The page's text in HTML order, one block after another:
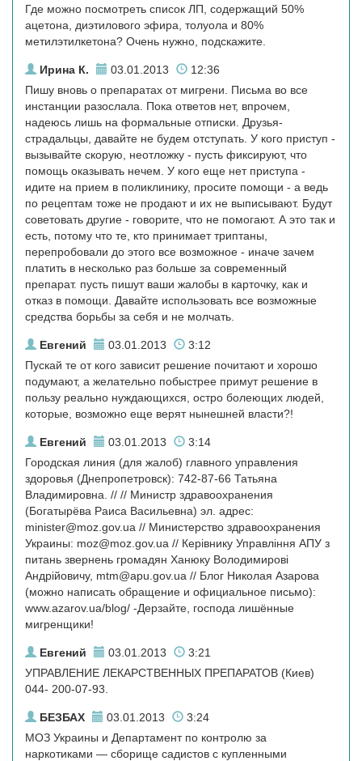
Где можно посмотреть список ЛП, содержащий 50%
ацетона, диэтилового эфира, толуола и 80%
метилэтилкетона? Очень нужно, подскажите.
Ирина К. 03.01.2013
12:36
Пишу вновь о препаратах от мигрени. Письма во все
инстанции разослала. Пока ответов нет, впрочем,
надеюсь лишь на формальные отписки. Друзья-
страдальцы, давайте не будем отступать. У кого приступ -
вызывайте скорую, неотложку - пусть фиксируют, что
помощь оказывать нечем. У кого еще нет приступа -
идите на прием в поликлинику, просите помощи - а ведь
по рецептам тоже не продают и их не выписывают. Будут
советовать другие - говорите, что не помогают. А это так и
есть, потому что те, кто принимает триптаны,
перепробовали до этого все возможное - иначе зачем
платить в несколько раз больше за современный
препарат. пусть пишут ваши жалобы в карточку, как и
отказ в помощи. Давайте использовать все возможные
средства борьбы за себя и не молчать.
Евгений 03.01.2013
3:12
Пускай те от кого зависит решение почитают и хорошо
подумают, а желательно побыстрее примут решение в
пользу реально нуждающихся, остро болеющих людей,
которые, возможно еще верят нынешней власти?!
Евгений 03.01.2013
3:14
Городская линия (для жалоб) главного управления
здоровья (Днепропетровск): 742-87-66 Татьяна
Владимировна. // // Министр здравоохранения
(Богатырёва Раиса Васильевна) эл. адрес:
minister@moz.gov.ua // Министерство здравоохранения
Украины: moz@moz.gov.ua // Керівнику Управління АПУ з
питань звернень громадян Ханюку Володимирові
Андрійовичу, mtm@apu.gov.ua // Блог Николая Азарова
(можно написать обращение и официальное письмо):
www.azarov.ua/blog/ -Дерзайте, господа лишённые
мигренщики!
Евгений 03.01.2013
3:21
УПРАВЛЕНИЕ ЛЕКАРСТВЕННЫХ ПРЕПАРАТОВ (Киев)
044- 200-07-93.
БЕЗБАХ 03.01.2013
3:24
МОЗ Украины и Департамент по контролю за
наркотиками — сборище садистов с купленными